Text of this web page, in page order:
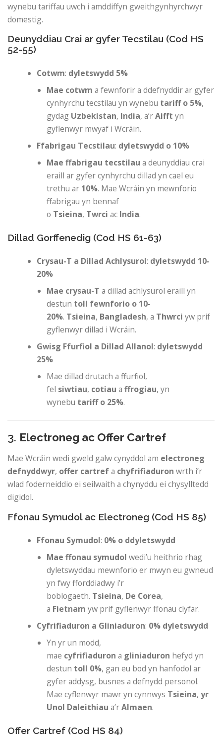
wynebu tariffau uwch i amddiffyn gweithgynhyrchwyr
domestig.
Deunyddiau Crai ar gyfer Tecstilau (Cod HS
52-55)
Cotwm: dyletswydd 5%
Mae cotwm a fewnforir a ddefnyddir ar gyfer
cynhyrchu tecstilau yn wynebu tariff o 5%,
gydag Uzbekistan, India, a’rAifft yn
gyflenwyr mwyaf i Wcráin.
Ffabrigau Tecstilau: dyletswydd o 10%
Mae ffabrigau tecstilau a deunyddiau crai
eraill ar gyfer cynhyrchu dillad yn cael eu
trethu ar 10%. Mae Wcráin yn mewnforio
ffabrigau yn bennaf
o Tsieina, Twrci ac India.
Dillad Gorffenedig (Cod HS 61-63)
Crysau-T a Dillad Achlysurol: dyletswydd 10-
20%
Mae crysau-T a dillad achlysurol eraill yn
destun toll fewnforio o 10-
20%. Tsieina, Bangladesh, a Thwrci yw prif
gyflenwyr dillad i Wcráin.
Gwisg Ffurfiol a Dillad Allanol: dyletswydd
25%
Mae dillad drutach a ffurfiol,
fel siwtiau, cotiau affrogiau, yn
wynebu tariff o 25%.
3. Electroneg ac Offer Cartref
Mae Wcráin wedi gweld galw cynyddol am electroneg
defnyddwyr, offer cartrefa chyfrifiaduron wrth i’r
wlad foderneiddio ei seilwaith a chynyddu ei chysylltedd
digidol.
Ffonau Symudol ac Electroneg (Cod HS 85)
Ffonau Symudol: 0% o ddyletswydd
Mae ffonau symudol wedi’u heithrio rhag
dyletswyddau mewnforio er mwyn eu gwneud
yn fwy fforddiadwy i’r
boblogaeth. Tsieina, De Corea,
a Fietnam yw prif gyflenwyr ffonau clyfar.
Cyfrifiaduron a Gliniaduron: 0% dyletswydd
Yn yr un modd,
mae cyfrifiaduron a gliniaduron hefyd yn
destun toll 0%, gan eu bod yn hanfodol ar
gyfer addysg, busnes a defnydd personol.
Mae cyflenwyr mawr yn cynnwys Tsieina,yr
Unol Daleithiau a’rAlmaen.
Offer Cartref (Cod HS 84)